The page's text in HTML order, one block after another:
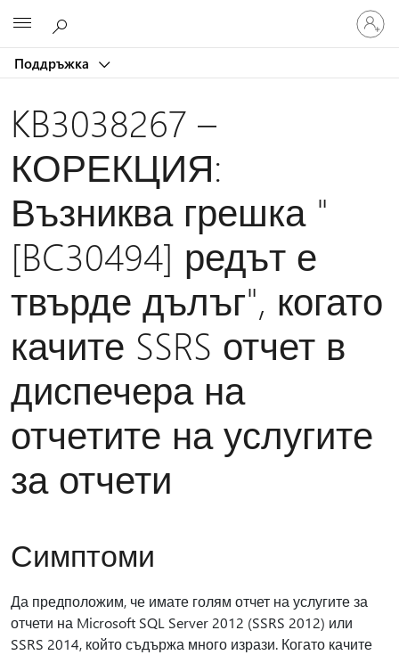
Поддръжка
Влезте
във
вашия
KB3038267 –
КОРЕКЦИЯ:
Възниква грешка "
[BC30494] редът е
твърде дълъг", когато
качите SSRS отчет в
диспечера на
отчетите на услугите
за отчети
Симптоми
Да предположим, че имате голям отчет на услугите за
отчети на Microsoft SQL Server 2012 (SSRS 2012) или
SSRS 2014, който съдържа много изрази. Когато качите